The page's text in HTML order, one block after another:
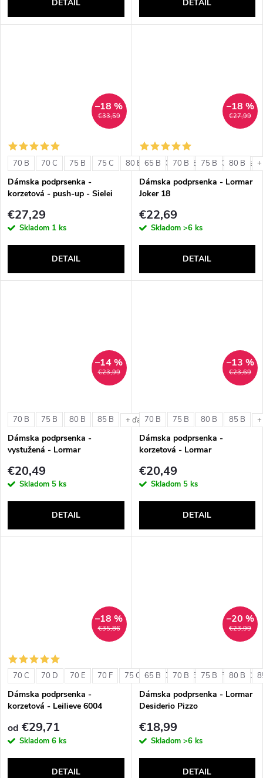
DETAIL DETAIL
€33,59
–18 %
70 B 70 C 75 B 75 C 80 B 80 C 85 B 85 C +
Dámska podprsenka -
korzetová - push-up - Sielei
€27,29
Skladom 1 ks
DETAIL
€27,99
–18 %
65 B 70 B 75 B 80 B
Dámska podprsenka - Lormar
Joker 18
€22,69
Skladom >6 ks
DETAIL
€23,99
–14 %
70 B 75 B 80 B 85 B + ďalšie
Dámska podprsenka -
vystužená - Lormar
€20,49
Skladom 5 ks
DETAIL
€23,69
–13 %
70 B 75 B 80 B 85 B
Dámska podprsenka -
korzetová - Lormar
€20,49
Skladom 5 ks
DETAIL
€35,86
–18 %
70 C 70 D 70 E 70 F 75 C 75 D 75 E 75 F 80 C
Dámska podprsenka -
korzetová - Leilieve 6004
od €29,71
Skladom 6 ks
DETAIL
€23,99
–20 %
65 B 70 B 75 B 80 B
Dámska podprsenka - Lormar
Desiderio Pizzo
€18,99
Skladom >6 ks
DETAIL